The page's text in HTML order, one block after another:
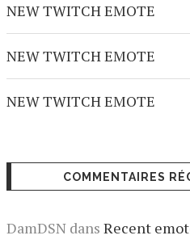
NEW TWITCH EMOTE
NEW TWITCH EMOTE
NEW TWITCH EMOTE
COMMENTAIRES
DamDSN dans Recent